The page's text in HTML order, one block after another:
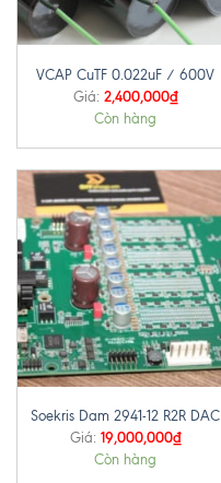
VCAP CuTF 0.022uF / 600V
Giá: 2,400,000₫
Còn hàng
Soekris Dam 2941-12 R2R DAC
Giá: 19,000,000₫
Còn hàng